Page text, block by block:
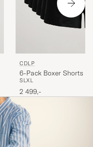
CDLP
6-Pack Boxer Shorts
SLXL
2 499,-